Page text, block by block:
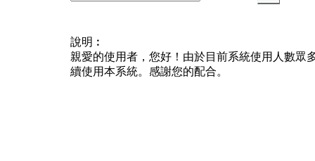
說明︰
親愛的使用者，您好！由於目前系統使用人數眾
續使用本系統。感謝您的配合。